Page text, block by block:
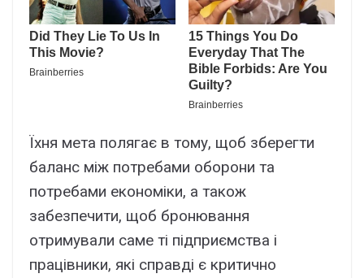
Їхня мета полягає в тому, щоб зберегти
баланс між потребами оборони та
потребами економіки, а також
забезпечити, щоб бронювання
отримували саме ті підприємства і
працівники, які справді є критично